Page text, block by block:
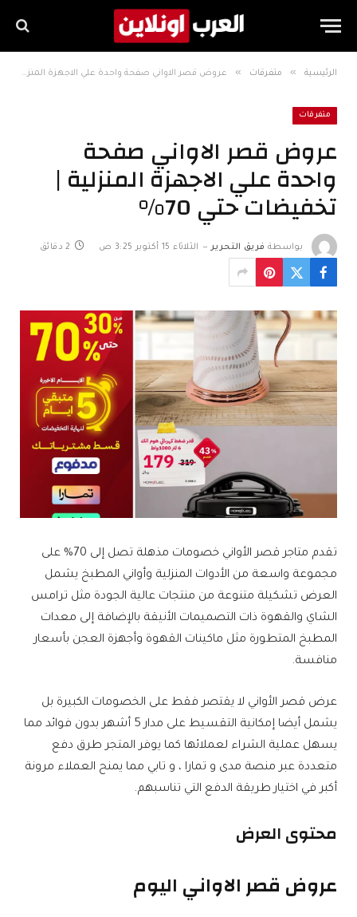
الرئيسية » متفرقات » عروض قصر الاواني صفحة واحدة علي الاجهزة المنزلية | تخفيضات حتي 70%
متفرقات
عروض قصر الاواني صفحة
واحدة علي الاجهزة المنزلية |
تخفيضات حتي 70%
بواسطة فريق التحرير الثلاثاء 15 أكتوبر 3:25 ص 2 دقائق
تقدم متاجر قصر الأواني خصومات مذهلة تصل إلى 70% على
مجموعة واسعة من الأدوات المنزلية وأواني المطبخ يشمل
العرض تشكيلة متنوعة من منتجات عالية الجودة مثل ترامس
الشاي والقهوة ذات التصميمات الأنيقة بالإضافة إلى معدات
المطبخ المتطورة مثل ماكينات القهوة وأجهزة العجن بأسعار
منافسة.
عرض قصر الأواني لا يقتصر فقط على الخصومات الكبيرة بل
يشمل أيضا إمكانية التقسيط على مدار 5 أشهر بدون فوائد مما
يسهل عملية الشراء لعملائها كما يوفر المتجر طرق دفع
متعددة عبر منصة مدى و تمارا ، و تابي مما يمنح العملاء مرونة
أكبر في اختيار طريقة الدفع التي تناسبهم.
محتوى العرض
عروض قصر الاواني اليوم